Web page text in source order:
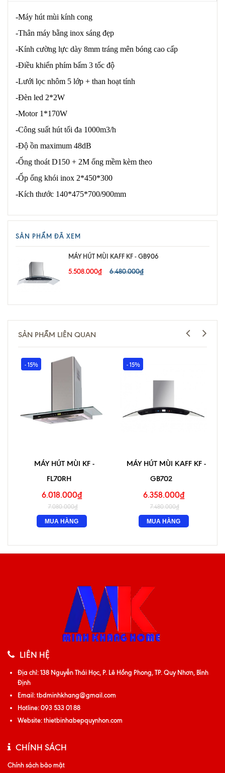
-Máy hút mùi kính cong
-Thân máy bằng inox sáng đẹp
-Kính cường lực dày 8mm tráng mên bóng cao cấp
-Điều khiển phím bấm 3 tốc độ
-Lưới lọc nhôm 5 lớp + than hoạt tính
-Đèn led 2*2W
-Motor 1*170W
-Công suất hút tối đa 1000m3/h
-Độ ồn maximum 48dB
-Ống thoát D150 + 2M ống mềm kèm theo
-Ốp ống khói inox 2*450*300
-Kích thước 140*475*700/900mm
SẢN PHẨM ĐÃ XEM
MÁY HÚT MÙI KAFF KF - GB906
5.508.000₫
6.480.000₫
SẢN PHẨM LIÊN QUAN
- 15%
MÁY HÚT MÙI KF -
FL70RH
6.018.000₫
7.080.000₫
MUA HÀNG
- 15%
MÁY HÚT MÙI KAFF KF -
GB702
6.358.000₫
7.480.000₫
MUA HÀNG
LIÊN HỆ
Địa chỉ:138 Nguyễn Thái Học, P. Lê Hồng Phong, TP. Quy Nhơn, Bình
Định
Email:tbdminhkhang@gmail.com
Hotline:093 533 01 88
Website:thietbinhabepquynhon.com
CHÍNH SÁCH
Chính sách bảo mật